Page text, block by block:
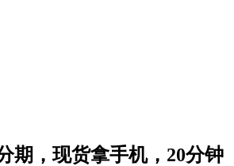
期，现货拿手机，20分钟